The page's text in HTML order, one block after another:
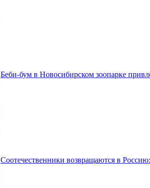
Беби-бум в Новосибирском зоопарке
Соотечественники возвращаются в